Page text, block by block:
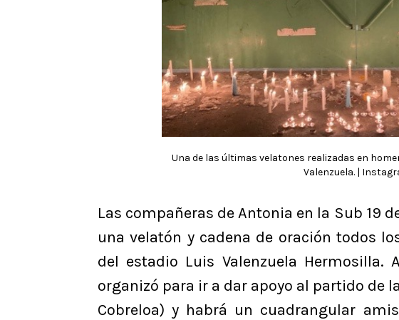
Una de las últimas velatones realizadas en
Valenzuela. |
Las compañeras de Antonia en la Sub 19
una velatón y cadena de oración todos
del estadio Luis Valenzuela Hermosilla.
organizó para ir a dar apoyo al partido de
Cobreloa) y habrá un cuadrangular